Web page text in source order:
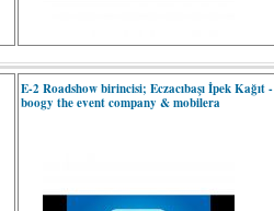
E-2 Roadshow birincisi; Eczacıbaşı İpek Kağıt -
boogy the event company & mobilera